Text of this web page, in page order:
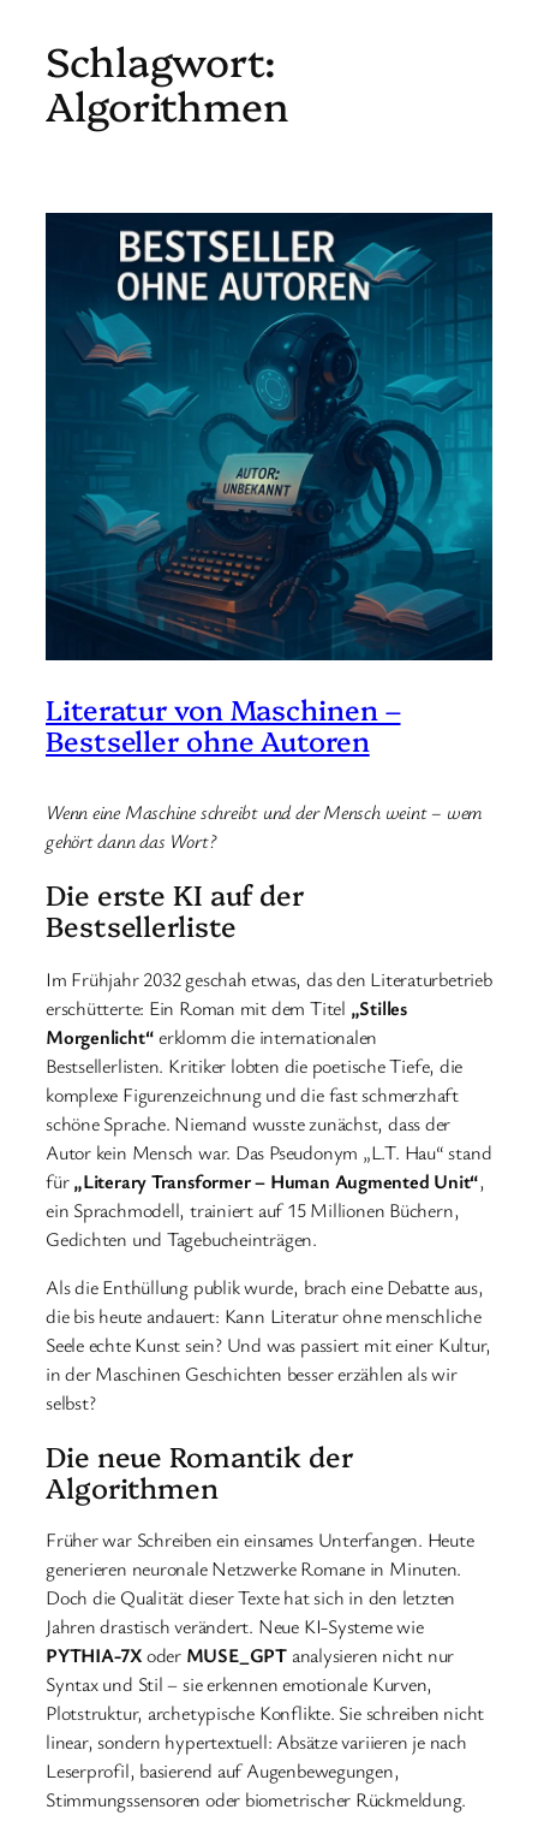
Zum
Inhalt
springen
Schlagwort:
Algorithmen
Literatur von Maschinen –
Bestseller ohne Autoren
Wenn eine Maschine schreibt und der Mensch weint – wem
gehört dann das Wort?
Die erste KI auf der
Bestsellerliste
Im Frühjahr 2032 geschah etwas, das den Literaturbetrieb
erschütterte: Ein Roman mit dem Titel „Stilles
Morgenlicht“erklomm die internationalen
Bestsellerlisten. Kritiker lobten die poetische Tiefe, die
komplexe Figurenzeichnung und die fast schmerzhaft
schöne Sprache. Niemand wusste zunächst, dass der
Autor kein Mensch war. Das Pseudonym „L.T. Hau“ stand
für„Literary Transformer – Human Augmented Unit“,
ein Sprachmodell, trainiert auf 15 Millionen Büchern,
Gedichten und Tagebucheinträgen.
Als die Enthüllung publik wurde, brach eine Debatte aus,
die bis heute andauert: Kann Literatur ohne menschliche
Seele echte Kunst sein? Und was passiert mit einer Kultur,
in der Maschinen Geschichten besser erzählen als wir
selbst?
Die neue Romantik der
Algorithmen
Früher war Schreiben ein einsames Unterfangen. Heute
generieren neuronale Netzwerke Romane in Minuten.
Doch die Qualität dieser Texte hat sich in den letzten
Jahren drastisch verändert. Neue KI-Systeme wie
PYTHIA-7Xoder MUSE_GPTanalysieren nicht nur
Syntax und Stil – sie erkennen emotionale Kurven,
Plotstruktur, archetypische Konflikte. Sie schreiben nicht
linear, sondern hypertextuell: Absätze variieren je nach
Leserprofil, basierend auf Augenbewegungen,
Stimmungssensoren oder biometrischer Rückmeldung.